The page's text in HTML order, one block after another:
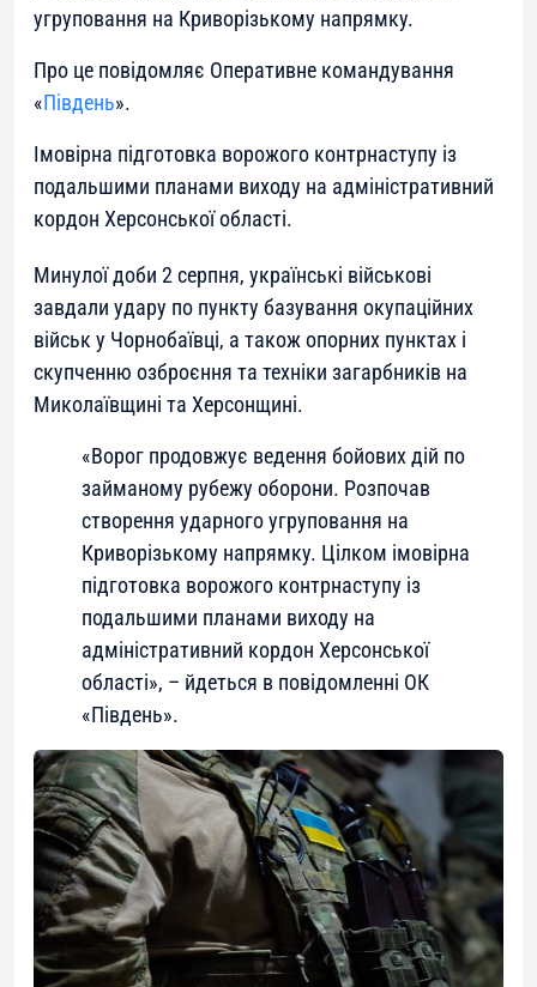
угруповання на Криворізькому напрямку.
Про це повідомляє Оперативне командування
«Південь».
Імовірна підготовка ворожого контрнаступу із
подальшими планами виходу на адміністративний
кордон Херсонської області.
Минулої доби 2 серпня, українські військові
завдали удару по пункту базування окупаційних
військ у Чорнобаївці, а також опорних пунктах і
скупченню озброєння та техніки загарбників на
Миколаївщині та Херсонщині.
«Ворог продовжує ведення бойових дій по
займаному рубежу оборони. Розпочав
створення ударного угруповання на
Криворізькому напрямку. Цілком імовірна
підготовка ворожого контрнаступу із
подальшими планами виходу на
адміністративний кордон Херсонської
області», – йдеться в повідомленні ОК
«Південь».